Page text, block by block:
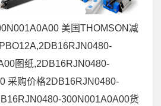
美国THOMSON减
图纸,2DB16RJN0480-
采购价格2DB16RJN0480-
300N001A0A00货